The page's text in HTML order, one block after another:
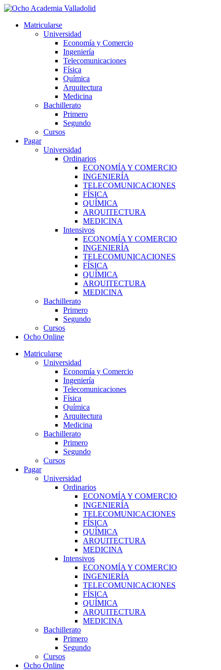
Ir
contenidoMatricularse
Universidad
Economía y Comercio
Ingeniería
Telecomunicaciones
Física
Química
Arquitectura
Medicina
Bachillerato
Primero
Segundo
Cursos
Pagar
Universidad
Ordinarios
ECONOMÍA Y COMERCIO
INGENIERÍA
TELECOMUNICACIONES
FÍSICA
QUÍMICA
ARQUITECTURA
MEDICINA
Intensivos
ECONOMÍA Y COMERCIO
INGENIERÍA
TELECOMUNICACIONES
FÍSICA
QUÍMICA
ARQUITECTURA
MEDICINA
Bachillerato
Primero
Segundo
Cursos
Ocho Online
Matricularse
Universidad
Economía y Comercio
Ingeniería
Telecomunicaciones
Física
Química
Arquitectura
Medicina
Bachillerato
Primero
Segundo
Cursos
Pagar
Universidad
Ordinarios
ECONOMÍA Y COMERCIO
INGENIERÍA
TELECOMUNICACIONES
FÍSICA
QUÍMICA
ARQUITECTURA
MEDICINA
Intensivos
ECONOMÍA Y COMERCIO
INGENIERÍA
TELECOMUNICACIONES
FÍSICA
QUÍMICA
ARQUITECTURA
MEDICINA
Bachillerato
Primero
Segundo
Cursos
Ocho Online